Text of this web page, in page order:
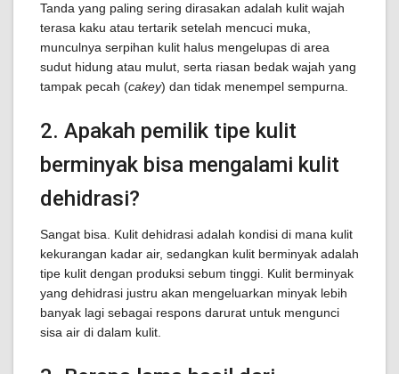
Tanda yang paling sering dirasakan adalah kulit wajah
terasa kaku atau tertarik setelah mencuci muka,
munculnya serpihan kulit halus mengelupas di area
sudut hidung atau mulut, serta riasan bedak wajah yang
tampak pecah (cakey) dan tidak menempel sempurna.
2. Apakah pemilik tipe kulit
berminyak bisa mengalami kulit
dehidrasi?
Sangat bisa. Kulit dehidrasi adalah kondisi di mana kulit
kekurangan kadar air, sedangkan kulit berminyak adalah
tipe kulit dengan produksi sebum tinggi. Kulit berminyak
yang dehidrasi justru akan mengeluarkan minyak lebih
banyak lagi sebagai respons darurat untuk mengunci
sisa air di dalam kulit.